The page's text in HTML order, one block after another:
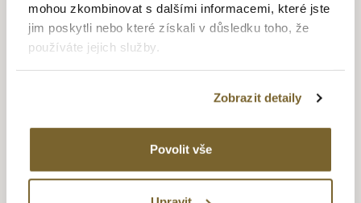
mohou zkombinovat s dalšími informacemi, které jste
jim poskytli nebo které získali v důsledku toho, že
používáte jejich služby.
Zobrazit detaily
Povolit vše
MONTBLANC
Vznik společnosti se datuje do roku 1906, kdy ji založili
bankéř Alfred Nehemias a inženýr August Eberstein a začali
značku „Montblanc“ a o další tři vytvořili logo značky –
hvězdu používanou dodnes. Jméno společnosti odkazuje
na nejvyšší horu Evropy, což symbolizuje touhu po výrobě
zpracování. V roce 1997 byla založena společnost Montblanc
Montre S.A. ve městě Le Locle, které je srdcem švýcarského